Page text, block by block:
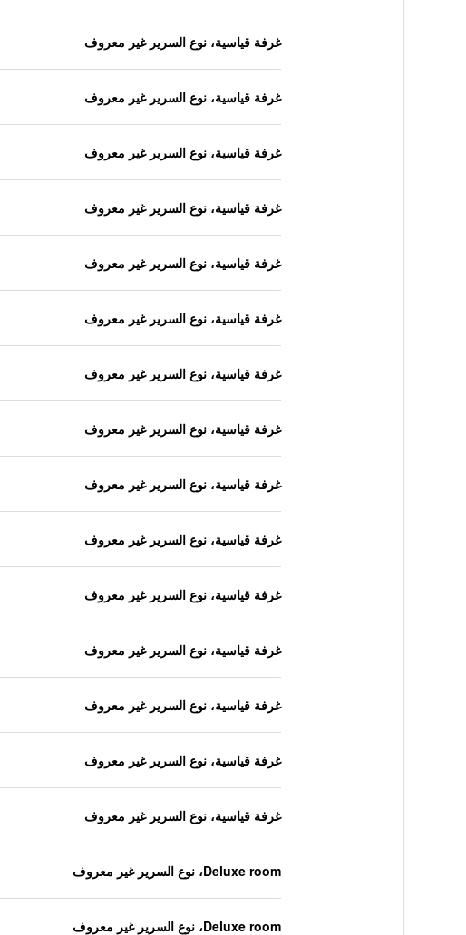
غرفة قياسية، نوع السرير غير معروف
غرفة قياسية، نوع السرير غير معروف
غرفة قياسية، نوع السرير غير معروف
غرفة قياسية، نوع السرير غير معروف
غرفة قياسية، نوع السرير غير معروف
غرفة قياسية، نوع السرير غير معروف
غرفة قياسية، نوع السرير غير معروف
غرفة قياسية، نوع السرير غير معروف
غرفة قياسية، نوع السرير غير معروف
غرفة قياسية، نوع السرير غير معروف
غرفة قياسية، نوع السرير غير معروف
غرفة قياسية، نوع السرير غير معروف
غرفة قياسية، نوع السرير غير معروف
غرفة قياسية، نوع السرير غير معروف
غرفة قياسية، نوع السرير غير معروف
Deluxe room، نوع السرير غير معروف
Deluxe room، نوع السرير غير معروف